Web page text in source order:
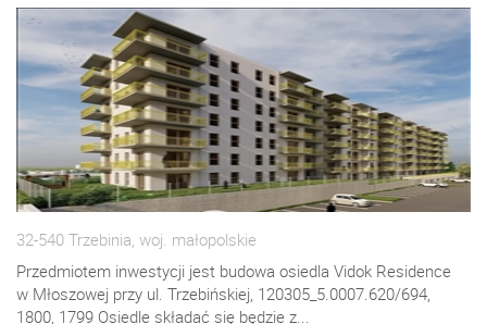
32-540 Trzebinia, woj. małopolskie
Przedmiotem inwestycji jest budowa osiedla Vidok Residence
w Młoszowej przy ul. Trzebińskiej, 120305_5.0007.620/694,
1800, 1799 Osiedle składać się będzie z...